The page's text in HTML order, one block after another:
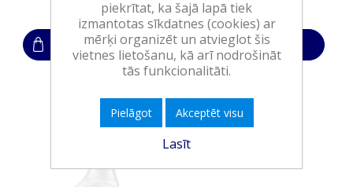
Ielikt grozā Ielikt grozā
piekrītat, ka šajā lapā tiek
izmantotas sīkdatnes (cookies) ar
mērķi organizēt un atvieglot šis
vietnes lietošanu, kā arī nodrošināt
tās funkcionalitāti.
Pielāgot Akceptēt visu
Lasīt